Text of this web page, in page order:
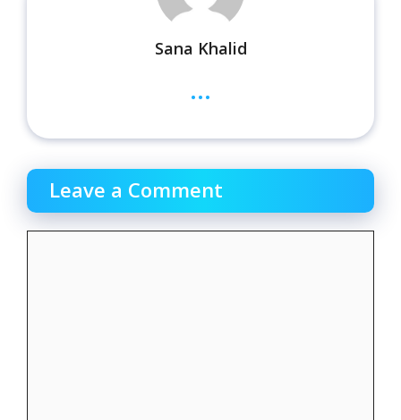
Sana Khalid
...
Leave a Comment